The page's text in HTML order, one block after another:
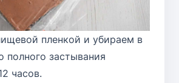
пленкой и убираем в
полного застывания
часов.